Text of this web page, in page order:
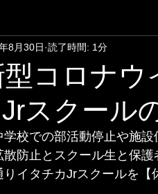
型コロナ
スクール
8月30日 読了時間: 1分
学校での部活動停止や施
防止とスクール生と保
イタチカJrスクールを